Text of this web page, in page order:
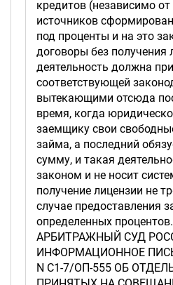
кредитов (независимо от
источников
под проценты и на это
договоры без получения
деятельность должна
соответствующей
вытекающими отсюда
время, когда
заемщику свои
займа, а последний
сумму, и такая
законом и не носит
получение лицензии не
случае предоставления
определенных
АРБИТРАЖНЫЙ СУД
ИНФОРМАЦИОННОЕ
N С1-7/ОП-555 ОБ